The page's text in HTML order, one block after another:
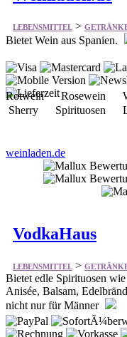
LEBENSMITTEL >
Bietet Wein aus Spanien.
Rotwein Rosewein
Sherry Spirituosen
weinladen.de
VodkaHaus
LEBENSMITTEL >
Bietet edle Spirituosen
Anisée, Balsam,
nicht nur für Männer